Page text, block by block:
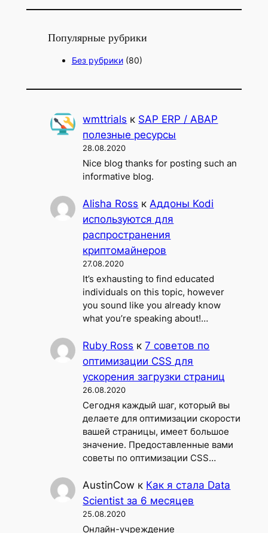
и
Популярные рубрики
Без рубрики(80)
wmttrials к SAP ERP / ABAP
полезные ресурсы
28.08.2020
Nice blog thanks for posting such an
informative blog.
Alisha Ross кАддоны Kodi
используются для
распространения
криптомайнеров
27.08.2020
It’s exhausting to find educated
individuals on this topic, however
you sound like you already know
what you’re speaking about!…
Ruby Ross к7 советов по
оптимизации CSS для
ускорения загрузки страниц
26.08.2020
Сегодня каждый шаг, который вы
делаете для оптимизации скорости
вашей страницы, имеет большое
значение. Предоставленные вами
советы по оптимизации CSS…
AustinCow к Как я стала Data
Scientist за 6 месяцев
25.08.2020
Онлайн-учреждение